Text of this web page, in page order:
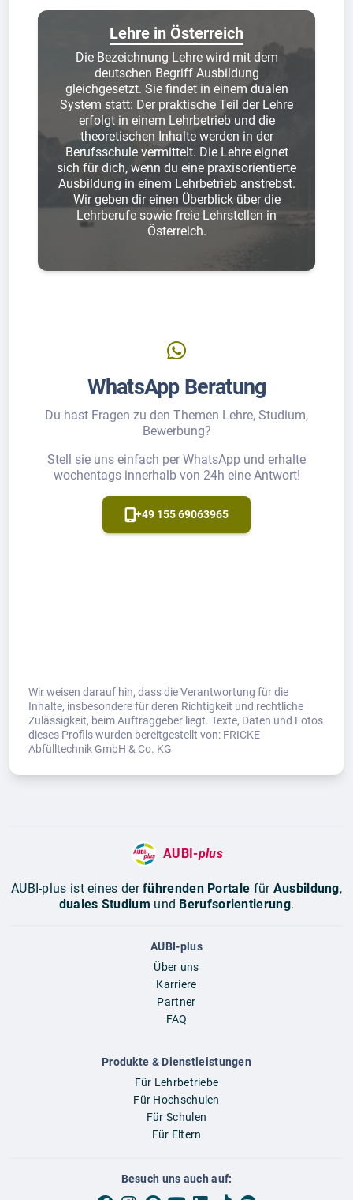
Lehre in Österreich
Die Bezeichnung Lehre wird mit dem
deutschen Begriff Ausbildung
gleichgesetzt. Sie findet in einem dualen
System statt: Der praktische Teil der Lehre
erfolgt in einem Lehrbetrieb und die
theoretischen Inhalte werden in der
Berufsschule vermittelt. Die Lehre eignet
sich für dich, wenn du eine praxisorientierte
Ausbildung in einem Lehrbetrieb anstrebst.
Wir geben dir einen Überblick über die
Lehrberufe sowie freie Lehrstellen in
Österreich.
WhatsApp Beratung
Du hast Fragen zu den Themen Lehre, Studium,
Bewerbung?
Stell sie uns einfach per WhatsApp und erhalte
wochentags innerhalb von 24h eine Antwort!
+49 155 69063965
Wir weisen darauf hin, dass die Verantwortung für die
Inhalte, insbesondere für deren Richtigkeit und rechtliche
Zulässigkeit, beim Auftraggeber liegt. Texte, Daten und Fotos
dieses Profils wurden bereitgestellt von: FRICKE
Abfülltechnik GmbH & Co. KG
AUBI-plus
AUBI-plus ist eines derführenden Portale für Ausbildung,
duales Studium und Berufsorientierung.
AUBI-plus
Über uns
Karriere
Partner
FAQ
Produkte & Dienstleistungen
Für Lehrbetriebe
Für Hochschulen
Für Schulen
Für Eltern
Besuch uns auch auf: